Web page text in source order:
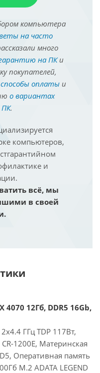
компьютера
на часто
много
на ПКи
покупателей,
способы оплатыи
о вариантах
ПК.
компьютеров,
и
всё, мы
в своей
4070 12Гб, DDR5 16Gb,
ГГц TDP 117Вт,
1200E, Материнская
Оперативная память
M.2 ADATA LEGEND